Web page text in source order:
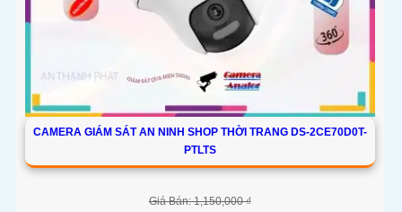
CAMERA GIÁM SÁT AN NINH SHOP THỜI TRANG DS-2CE70D0T-
PTLTS
Giá Bán: 1,150,000 ₫